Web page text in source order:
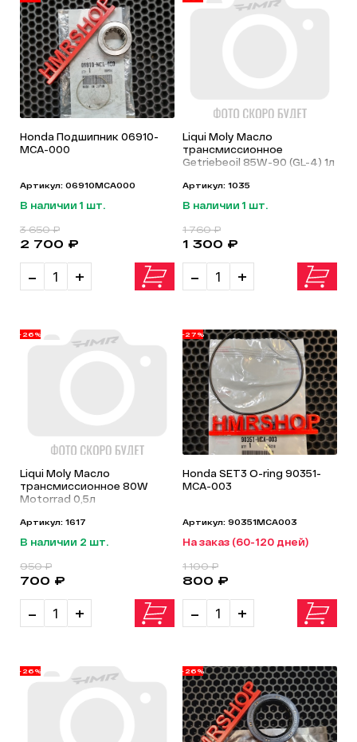
Honda Подшипник 06910-
MCA-000
Артикул: 06910MCA000
В наличии 1 шт.
- +
2 700 ₽
3 650 ₽
Liqui Moly Масло
трансмиссионное
Getriebeoil 85W-90 (GL-4) 1л
Артикул: 1035
В наличии 1 шт.
- +
1 300 ₽
1 760 ₽
-26%
Liqui Moly Масло
трансмиссионное 80W
Motorrad 0,5л
Артикул: 1617
В наличии 2 шт.
- +
700 ₽
950 ₽
-27%
Honda SET3 O-ring 90351-
MCA-003
Артикул: 90351MCA003
На заказ (60-120 дней)
- +
800 ₽
1 100 ₽
-26% -26%